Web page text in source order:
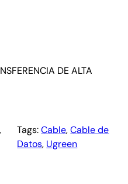
DE ALTA
Tags:Cable, Cable de
Datos, Ugreen